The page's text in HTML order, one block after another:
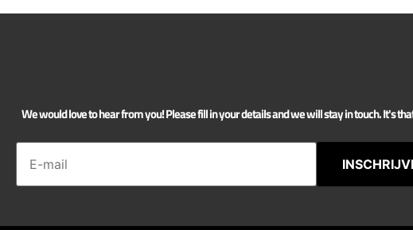
We would love to hear from you! Please fill in your details and we will stay in touch. It's